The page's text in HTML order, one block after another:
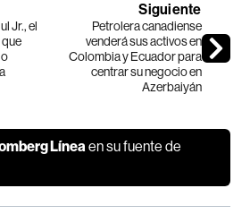
Jr., el
Siguiente
Petrolera canadiense
venderá sus activos en
Colombia y Ecuador para
centrar su negocio en
Azerbaiyán
Líneaen su fuente de